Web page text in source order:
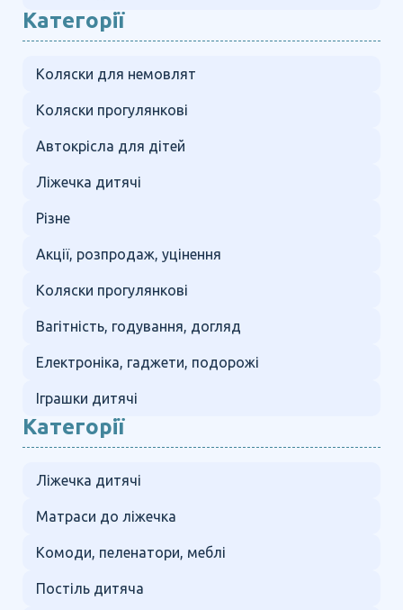
Категорії
Коляски для немовлят
Коляски прогулянкові
Автокрісла для дітей
Ліжечка дитячі
Різне
Акції, розпродаж, уцінення
Коляски прогулянкові
Вагітність, годування, догляд
Електроніка, гаджети, подорожі
Іграшки дитячі
Категорії
Ліжечка дитячі
Матраси до ліжечка
Комоди, пеленатори, меблі
Постіль дитяча